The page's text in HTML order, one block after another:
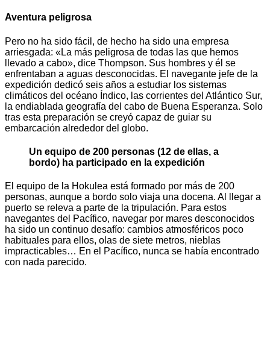
Aventura peligrosa
Pero no ha sido fácil, de hecho ha sido una empresa
arriesgada: «La más peligrosa de todas las que hemos
llevado a cabo», dice Thompson. Sus hombres y él se
enfrentaban a aguas desconocidas. El navegante jefe de la
expedición dedicó seis años a estudiar los sistemas
climáticos del océano Índico, las corrientes del Atlántico Sur,
la endiablada geografía del cabo de Buena Esperanza. Solo
tras esta preparación se creyó capaz de guiar su
embarcación alrededor del globo.
Un equipo de 200 personas (12 de ellas, a
bordo) ha participado en la expedición
El equipo de la Hokulea está formado por más de 200
personas, aunque a bordo solo viaja una docena. Al llegar a
puerto se releva a parte de la tripulación. Para estos
navegantes del Pacífico, navegar por mares desconocidos
ha sido un continuo desafío: cambios atmosféricos poco
habituales para ellos, olas de siete metros, nieblas
impracticables… En el Pacífico, nunca se había encontrado
con nada parecido.